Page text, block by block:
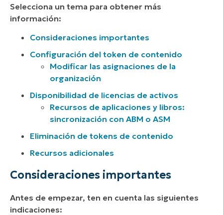
Selecciona un tema para obtener más
información:
Consideraciones importantes
Configuración del token de contenido
Modificar las asignaciones de la
organización
Disponibilidad de licencias de activos
Recursos de aplicaciones y libros:
sincronización con ABM o ASM
Eliminación de tokens de contenido
Recursos adicionales
Consideraciones importantes
Antes de empezar, ten en cuenta las siguientes
indicaciones: